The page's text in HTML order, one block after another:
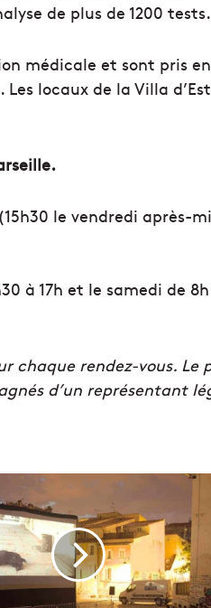
de plus de 1200 tests.
médicale et sont pris en
locaux de la Villa
le vendredi après-
à 17h et le samedi de
chaque rendez-vous. Le
d’un représentant